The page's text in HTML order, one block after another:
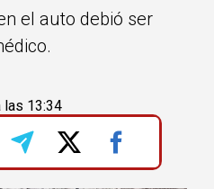
el auto debió ser
las 13:34